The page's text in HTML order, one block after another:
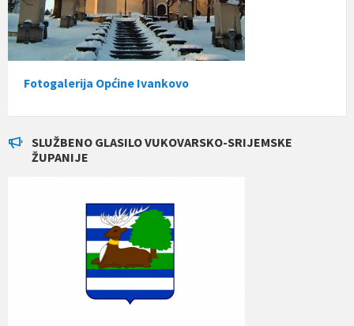
Fotogalerija Općine Ivankovo
SLUŽBENO GLASILO VUKOVARSKO-SRIJEMSKE
ŽUPANIJE